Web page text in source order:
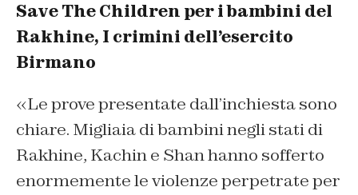
Save The Children per i bambini del
Rakhine, I crimini dell’esercito
Birmano
«Le prove presentate dall’inchiesta sono
chiare. Migliaia di bambini negli stati di
Rakhine, Kachin e Shan hanno sofferto
enormemente le violenze perpetrate per